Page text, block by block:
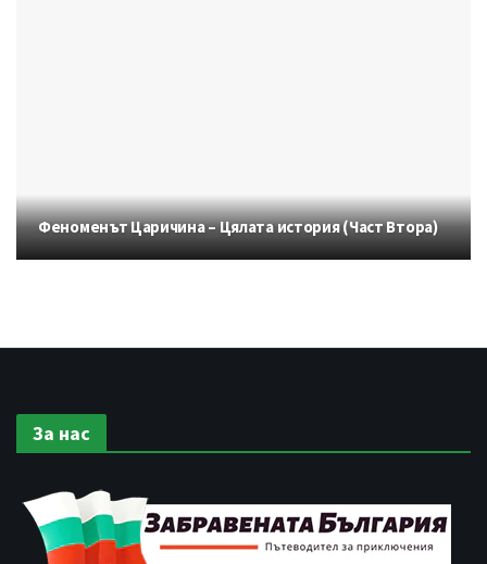
Феноменът Царичина – Цялата история (Част Втора)
За нас